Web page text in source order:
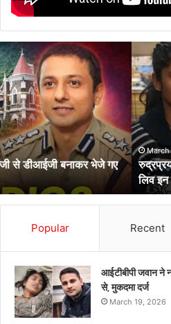
रुद्रप्रयाग
के
होटल
में
मृत
मिली
महिला
थी
05
माह
की
गर्भवती,
लिव
पार्टनर
दोस्त
March 11, 2026
रुद्रप्रयाग के होटल में मृत मिली महिला
लिव इन पार्टनर ने दोस्त संग की हत्या
Popular Recent
आईटीबीपी जवान ने
से, मुकदमा दर्ज
March 19, 2026